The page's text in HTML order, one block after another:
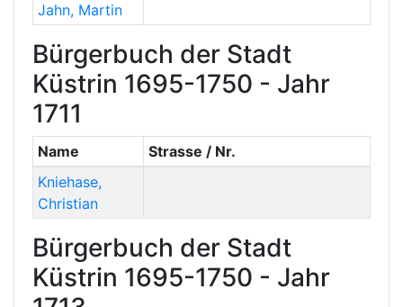
Jahn, Martin
Bürgerbuch der Stadt
Küstrin 1695-1750 - Jahr
1711
Name
Strasse / Nr.
Kniehase,
Christian
Bürgerbuch der Stadt
Küstrin 1695-1750 - Jahr